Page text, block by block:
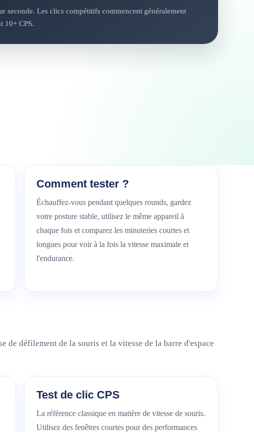
seconde. Les clics compétitifs commencent généralement
10+ CPS.
Comment tester ?
Échauffez-vous pendant quelques rounds, gardez
votre posture stable, utilisez le même appareil à
chaque fois et comparez les minuteries courtes et
longues pour voir à la fois la vitesse maximale et
l'endurance.
de défilement de la souris et la vitesse de la barre d'espace
Test de clic CPS
La référence classique en matière de vitesse de souris.
Utilisez des fenêtres courtes pour des performances